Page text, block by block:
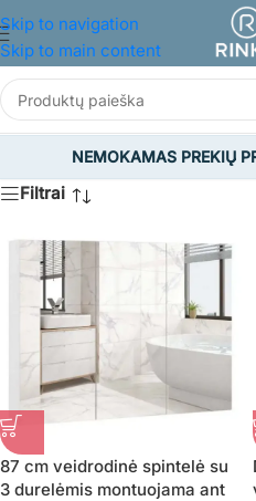
Skip to navigation
Skip to main content
NEMOKAMAS PREKIŲ
Filtrai
87 cm veidrodinė spintelė su
3 durelėmis montuojama ant